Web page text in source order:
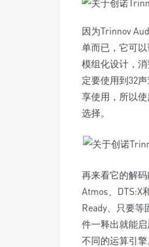
因为Trinnov
单而已，它可
模组化设计，
定要使用到32
享使用，所以
选择。
再来看它的解
Atmos、DTS:X
Ready、只要
件一释出就能
不同的运算引擎